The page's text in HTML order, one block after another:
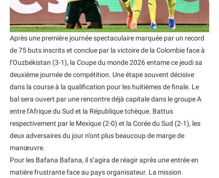
Après une première journée spectaculaire marquée par un record
de 75 buts inscrits et conclue par la victoire de la Colombie face à
l’Ouzbékistan (3-1), la Coupe du monde 2026 entame ce jeudi sa
deuxième journée de compétition. Une étape souvent décisive
dans la course à la qualification pour les huitièmes de finale. Le
bal sera ouvert par une rencontre déjà capitale dans le groupe A
entre l’Afrique du Sud et la République tchèque. Battus
respectivement par le Mexique (2-0) et la Corée du Sud (2-1), les
deux adversaires du jour n’ont plus beaucoup de marge de
manœuvre.
Pour les Bafana Bafana, il s’agira de réagir après une entrée en
matière frustrante face au pays organisateur. La mission